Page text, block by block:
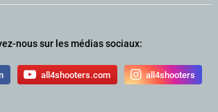
nous sur les médias sociaux:
all4shooters.com all4shooters